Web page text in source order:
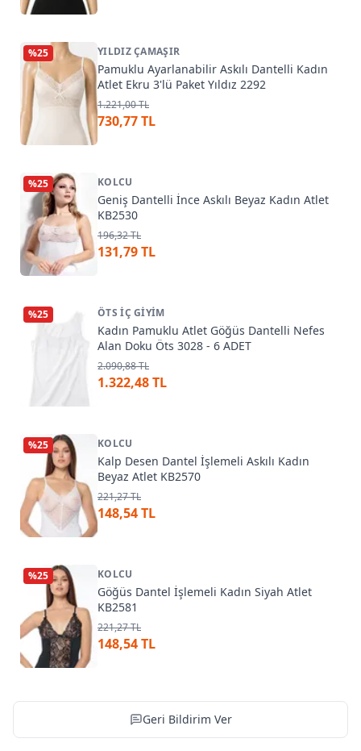
%25 YILDIZ ÇAMAŞIR
Pamuklu Ayarlanabilir Askılı Dantelli Kadın
Atlet Ekru 3'lü Paket Yıldız 2292
1.221,00 TL
730,77 TL
%25 KOLCU
Geniş Dantelli İnce Askılı Beyaz Kadın Atlet
KB2530
196,32 TL
131,79 TL
%25 ÖTS İÇ GIYIM
Kadın Pamuklu Atlet Göğüs Dantelli Nefes
Alan Doku Öts 3028 - 6 ADET
2.090,88 TL
1.322,48 TL
%25 KOLCU
Kalp Desen Dantel İşlemeli Askılı Kadın
Beyaz Atlet KB2570
221,27 TL
148,54 TL
%25 KOLCU
Göğüs Dantel İşlemeli Kadın Siyah Atlet
KB2581
221,27 TL
148,54 TL
Geri Bildirim Ver